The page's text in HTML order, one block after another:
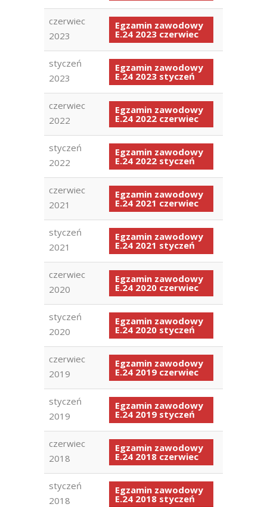
czerwiec
2023
Egzamin zawodowy
E.24 2023 czerwiec
styczeń
2023
Egzamin zawodowy
E.24 2023 styczeń
czerwiec
2022
Egzamin zawodowy
E.24 2022 czerwiec
styczeń
2022
Egzamin zawodowy
E.24 2022 styczeń
czerwiec
2021
Egzamin zawodowy
E.24 2021 czerwiec
styczeń
2021
Egzamin zawodowy
E.24 2021 styczeń
czerwiec
2020
Egzamin zawodowy
E.24 2020 czerwiec
styczeń
2020
Egzamin zawodowy
E.24 2020 styczeń
czerwiec
2019
Egzamin zawodowy
E.24 2019 czerwiec
styczeń
2019
Egzamin zawodowy
E.24 2019 styczeń
czerwiec
2018
Egzamin zawodowy
E.24 2018 czerwiec
styczeń
2018
Egzamin zawodowy
E.24 2018 styczeń